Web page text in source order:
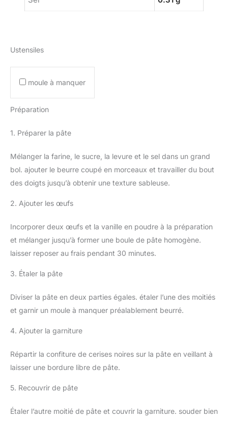
Ustensiles
moule à manquer
Préparation
1. Préparer la pâte
Mélanger la farine, le sucre, la levure et le sel dans un grand
bol. ajouter le beurre coupé en morceaux et travailler du bout
des doigts jusqu’à obtenir une texture sableuse.
2. Ajouter les œufs
Incorporer deux œufs et la vanille en poudre à la préparation
et mélanger jusqu’à former une boule de pâte homogène.
laisser reposer au frais pendant 30 minutes.
3. Étaler la pâte
Diviser la pâte en deux parties égales. étaler l’une des moitiés
et garnir un moule à manquer préalablement beurré.
4. Ajouter la garniture
Répartir la confiture de cerises noires sur la pâte en veillant à
laisser une bordure libre de pâte.
5. Recouvrir de pâte
Étaler l’autre moitié de pâte et couvrir la garniture. souder bien